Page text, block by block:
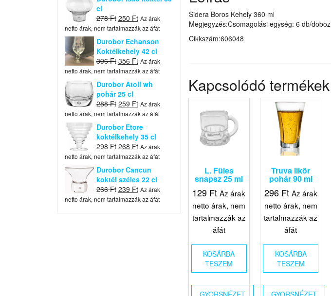
890 Ft.840 Ft.
cl
278Ft Original
price
was:
278 Ft.
250 FtCurrent
price
250 Ft.
Az árak
netto árak, nem tartalmazzák az áfát
Durobor Echanson
Koktélkehely 42 cl
396Ft Original
price
was:
396 Ft.
356 FtCurrent
price
is:
356 Ft.
Az árak
netto árak, nem tartalmazzák az áfát
Durobor Atoll wh
pohár 25 cl
288Ft Original
price
was:
288 Ft.
259 FtCurrent
price
259 Ft.
Az árak
netto árak, nem tartalmazzák az áfát
Durobor Etore
koktélkehely 35 cl
298Ft Original
price
was:
298 Ft.
268 FtCurrent
price
268 Ft.
Az árak
netto árak, nem tartalmazzák az áfát
Durobor Cancun
koktél széles 22 cl
266Ft Original
price
239 FtCurrent
price
Az árak
netto árak, nem tartalmazzák az áfát
Sidera Boros Kehely 360 ml
Megjegyzés:Csomagolási egység: 6 db/doboz
Cikkszám:606048
Kapcsolódó termékek
L. Füles
snapsz 25 ml
129 Ft Az árak
netto árak, nem
tartalmazzák az
áfát
KOSÁRBA
TESZEM
Truva likõr
pohár 90 ml
296 Ft Az árak
netto árak, nem
tartalmazzák az
áfát
KOSÁRBA
TESZEM